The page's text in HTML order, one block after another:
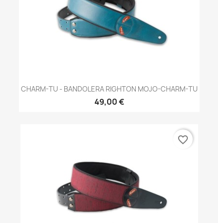
CHARM-TU - BANDOLERA RIGHTON MOJO-CHARM-TU
49,00 €
favorite_border